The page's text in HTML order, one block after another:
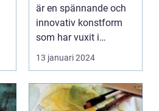
är en spännande och
innovativ konstform
som har vuxit i
popularitet under de...
13 januari 2024